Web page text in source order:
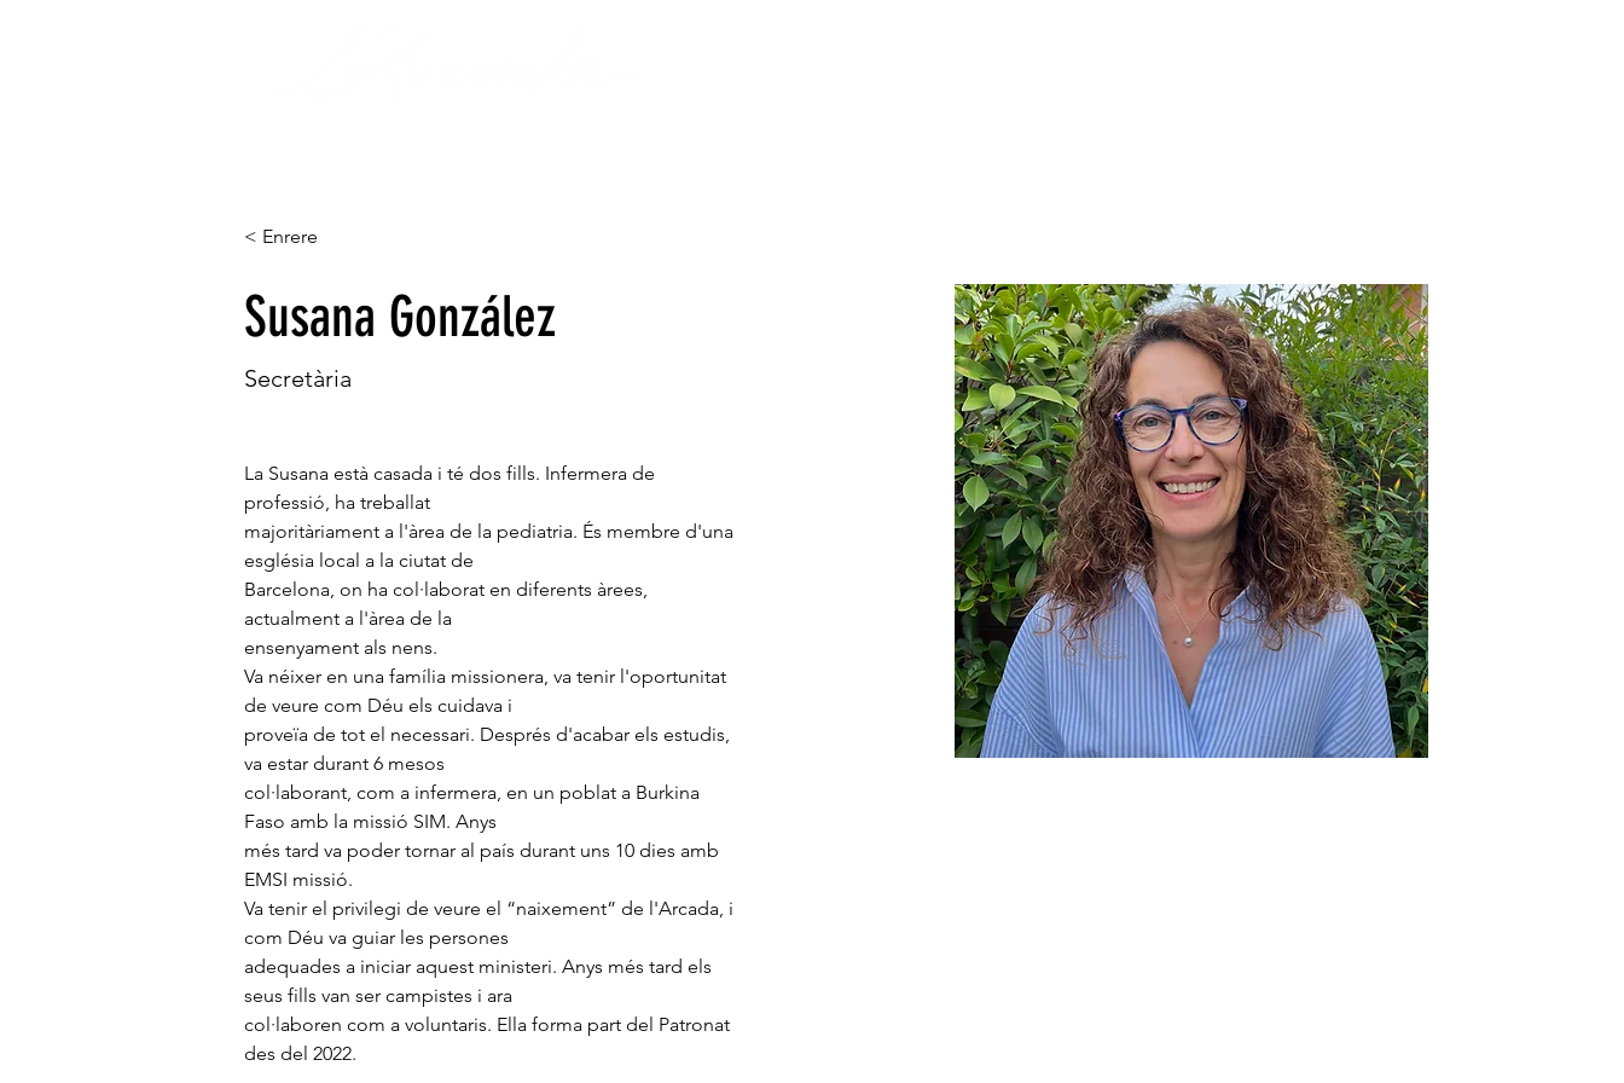
< Enrere
Susana González
Secretària
La Susana està casada i té dos fills. Infermera de
professió, ha treballat
majoritàriament a l'àrea de la pediatria. És membre d'una
església local a la ciutat de
Barcelona, on ha col·laborat en diferents àrees,
actualment a l'àrea de la
ensenyament als nens.
Va néixer en una família missionera, va tenir l'oportunitat
de veure com Déu els cuidava i
proveïa de tot el necessari. Després d'acabar els estudis,
va estar durant 6 mesos
col·laborant, com a infermera, en un poblat a Burkina
Faso amb la missió SIM. Anys
més tard va poder tornar al país durant uns 10 dies amb
EMSI missió.
Va tenir el privilegi de veure el “naixement” de l'Arcada, i
com Déu va guiar les persones
adequades a iniciar aquest ministeri. Anys més tard els
seus fills van ser campistes i ara
col·laboren com a voluntaris. Ella forma part del Patronat
des del 2022.